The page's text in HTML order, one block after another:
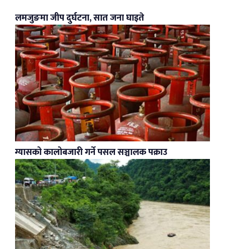
लमजुङमा जीप दुर्घटना, सात जना घाइते
ग्यासको कालोबजारी गर्ने पसल सञ्चालक पक्राउ